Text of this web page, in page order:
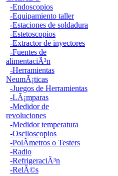
-Endoscopios
-Equipamiento taller
-Estaciones de soldadura
-Estetoscopios
-Extractor de inyectores
-Fuentes de
alimentaciÃ³n
-Herramientas
NeumÃ¡ticas
-Juegos de Herramientas
-LÃ¡mparas
-Medidor de
revoluciones
-Medidor temperatura
-Osciloscopios
-PolÃ­metros o Testers
-Radio
-RefrigeraciÃ³n
-RelÃ©s